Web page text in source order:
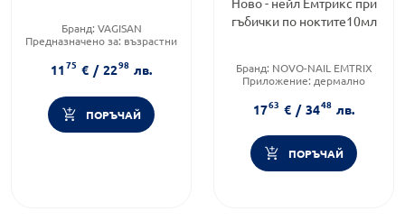
Бранд: VAGISAN
Предназначено за: възрастни
1175 € / 2298 лв.
ПОРЪЧАЙ
гъбички по ноктите10мл
Бранд: NOVO-NAIL EMTRIX
Приложение: дермално
1763 € / 3448 лв.
ПОРЪЧАЙ